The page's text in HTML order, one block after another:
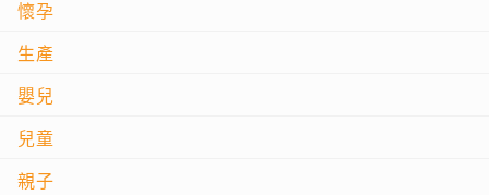
懷孕
生產
嬰兒
兒童
親子